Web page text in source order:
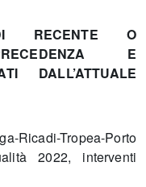
RECENTE O
E
DALL’ATTUALE
Ricadi-Tropea-Porto
2022, interventi